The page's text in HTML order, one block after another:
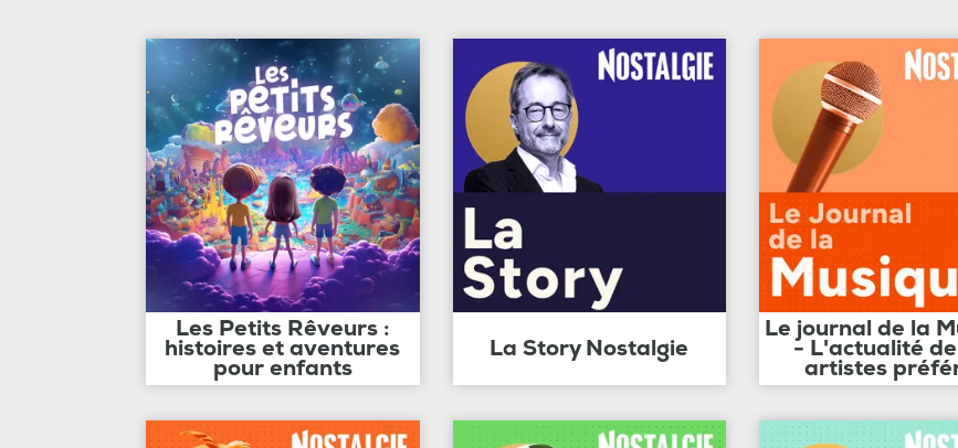
Les Petits Rêveurs :
histoires et aventures
pour enfants
La Story Nostalgie
Le journal de la
- L'actualité
artistes